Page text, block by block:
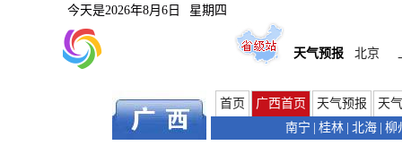
今天是2026年8月6日 星期四
天气预报 北京
首页 广西首页 天气预报
天
南宁
桂林 北海 柳